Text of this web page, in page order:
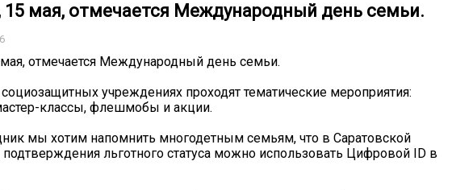
15 мая, отмечается Международный день семьи.
отмечается Международный день семьи.
учреждениях проходят тематические мероприятия:
классы, флешмобы и акции.
мы хотим напомнить многодетным семьям, что в Саратовской
подтверждения льготного статуса можно использовать Цифровой ID в